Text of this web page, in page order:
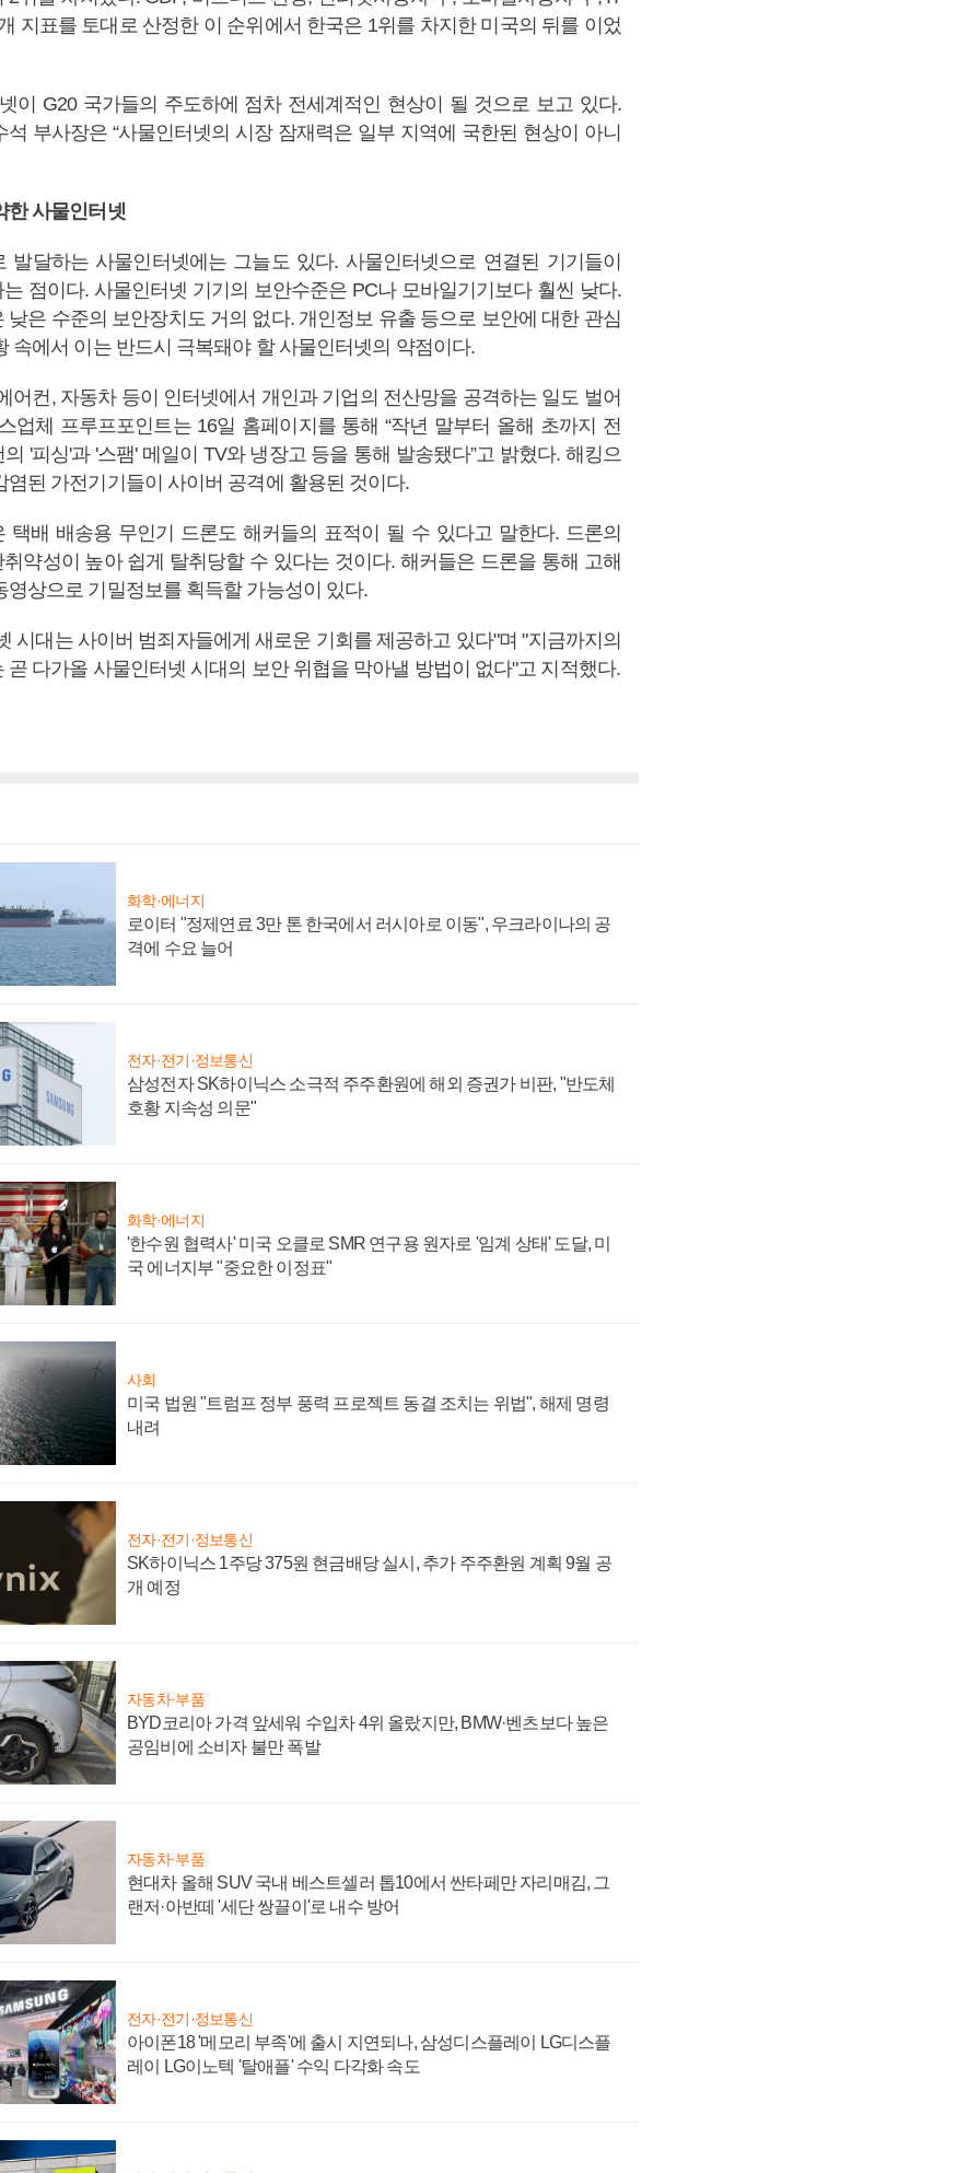
지표를 토대로 산정한 이 순위에서 한국은 1위를 차지한 미국의 뒤를 이었
이 G20 국가들의 주도하에 점차 전세계적인 현상이 될 것으로 보고 있다.
석 부사장은 “사물인터넷의 시장 잠재력은 일부 지역에 국한된 현상이 아니
사물인터넷
발달하는 사물인터넷에는 그늘도 있다. 사물인터넷으로 연결된 기기들이
점이다. 사물인터넷 기기의 보안수준은 PC나 모바일기기보다 훨씬 낮다.
낮은 수준의 보안장치도 거의 없다. 개인정보 유출 등으로 보안에 대한 관심
속에서 이는 반드시 극복돼야 할 사물인터넷의 약점이다.
어컨, 자동차 등이 인터넷에서 개인과 기업의 전산망을 공격하는 일도 벌어
업체 프루프포인트는 16일 홈페이지를 통해 “작년 말부터 올해 초까지 전
'피싱'과 '스팸' 메일이 TV와 냉장고 등을 통해 발송됐다”고 밝혔다. 해킹으
염된 가전기기들이 사이버 공격에 활용된 것이다.
택배 배송용 무인기 드론도 해커들의 표적이 될 수 있다고 말한다. 드론의
약성이 높아 쉽게 탈취당할 수 있다는 것이다. 해커들은 드론을 통해 고해
영상으로 기밀정보를 획득할 가능성이 있다.
시대는 사이버 범죄자들에게 새로운 기회를 제공하고 있다"며 "지금까지의
곧 다가올 사물인터넷 시대의 보안 위협을 막아낼 방법이 없다"고 지적했다.
화학·에너지
로이터 "정제연료 3만 톤 한국에서 러시아로 이동", 우크라이나의 공
격에 수요 늘어
전자·전기·정보통신
삼성전자 SK하이닉스 소극적 주주환원에 해외 증권가 비판, "반도체
호황 지속성 의문"
화학·에너지
'한수원 협력사' 미국 오클로 SMR 연구용 원자로 '임계 상태' 도달, 미
국 에너지부 "중요한 이정표"
사회
미국 법원 "트럼프 정부 풍력 프로젝트 동결 조치는 위법", 해제 명령
내려
전자·전기·정보통신
SK하이닉스 1주당 375원 현금배당 실시, 추가 주주환원 계획 9월 공
개 예정
자동차·부품
BYD코리아 가격 앞세워 수입차 4위 올랐지만, BMW·벤츠보다 높은
공임비에 소비자 불만 폭발
자동차·부품
현대차 올해 SUV 국내 베스트셀러 톱10에서 싼타페만 자리매김, 그
랜저·아반떼 '세단 쌍끌이'로 내수 방어
전자·전기·정보통신
아이폰18 '메모리 부족'에 출시 지연되나, 삼성디스플레이 LG디스플
레이 LG이노텍 '탈애플' 수익 다각화 속도